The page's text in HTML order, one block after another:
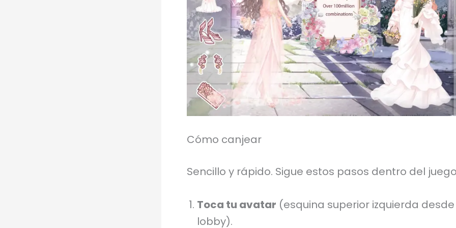
Cómo canjear
Sencillo y rápido. Sigue estos pasos dentro del
Toca tu avatar (esquina superior izquierda
lobby).